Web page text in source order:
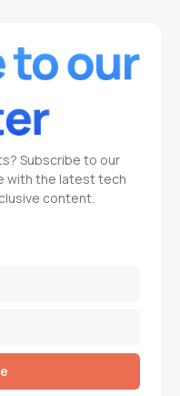
Subscribe to our
with the latest tech
content.